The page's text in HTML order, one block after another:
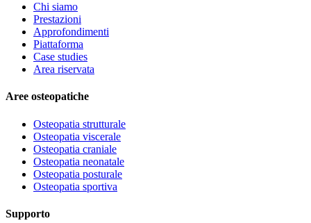
Chi siamo
Prestazioni
Approfondimenti
Piattaforma
Case studies
Area riservata
Aree osteopatiche
Osteopatia strutturale
Osteopatia viscerale
Osteopatia craniale
Osteopatia neonatale
Osteopatia posturale
Osteopatia sportiva
Supporto